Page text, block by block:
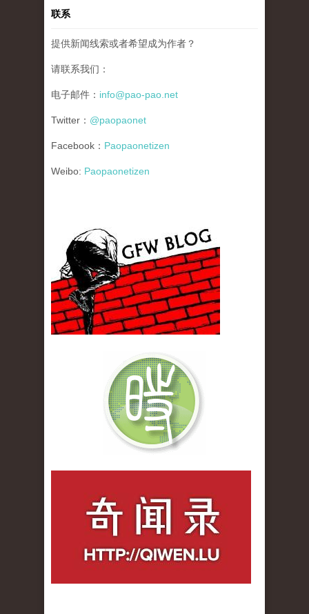
联系
提供新闻线索或者希望成为作者？
请联系我们：
电子邮件： info@pao-pao.net
Twitter： @paopaonet
Facebook： Paopaonetizen
Weibo: Paopaonetizen
gfw_blog_small.jpg